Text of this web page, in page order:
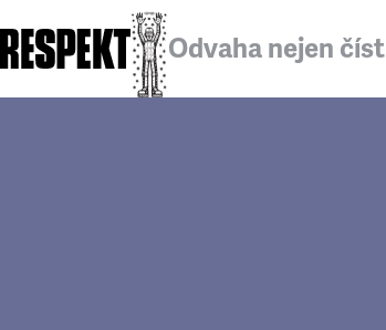
Odvaha nejen číst